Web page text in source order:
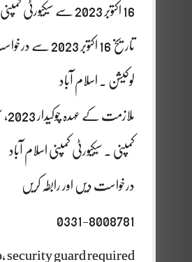
16 اکتوبر 2023 سے سیکیورٹی کمپنی سیکیورٹی کمپنی اسلام آباد میں “سیکیورٹی اسٹاف” کے عہدے کے لیے موزوں امیدوار کی ضرورت ہیں‌
تاریخ 16 اکتوبر 2023 سے درخواست کر رہے ہیں
لوکیشن . اسلام آباد
ملازمت کے عہدہ چوکیدار 2023، سیکیورٹی گارڈ
کمپنی . سیکیورٹی کمپنی اسلام آباد
درخواست دیں اور رابطہ کریں‌
0331-8008781
security guard required